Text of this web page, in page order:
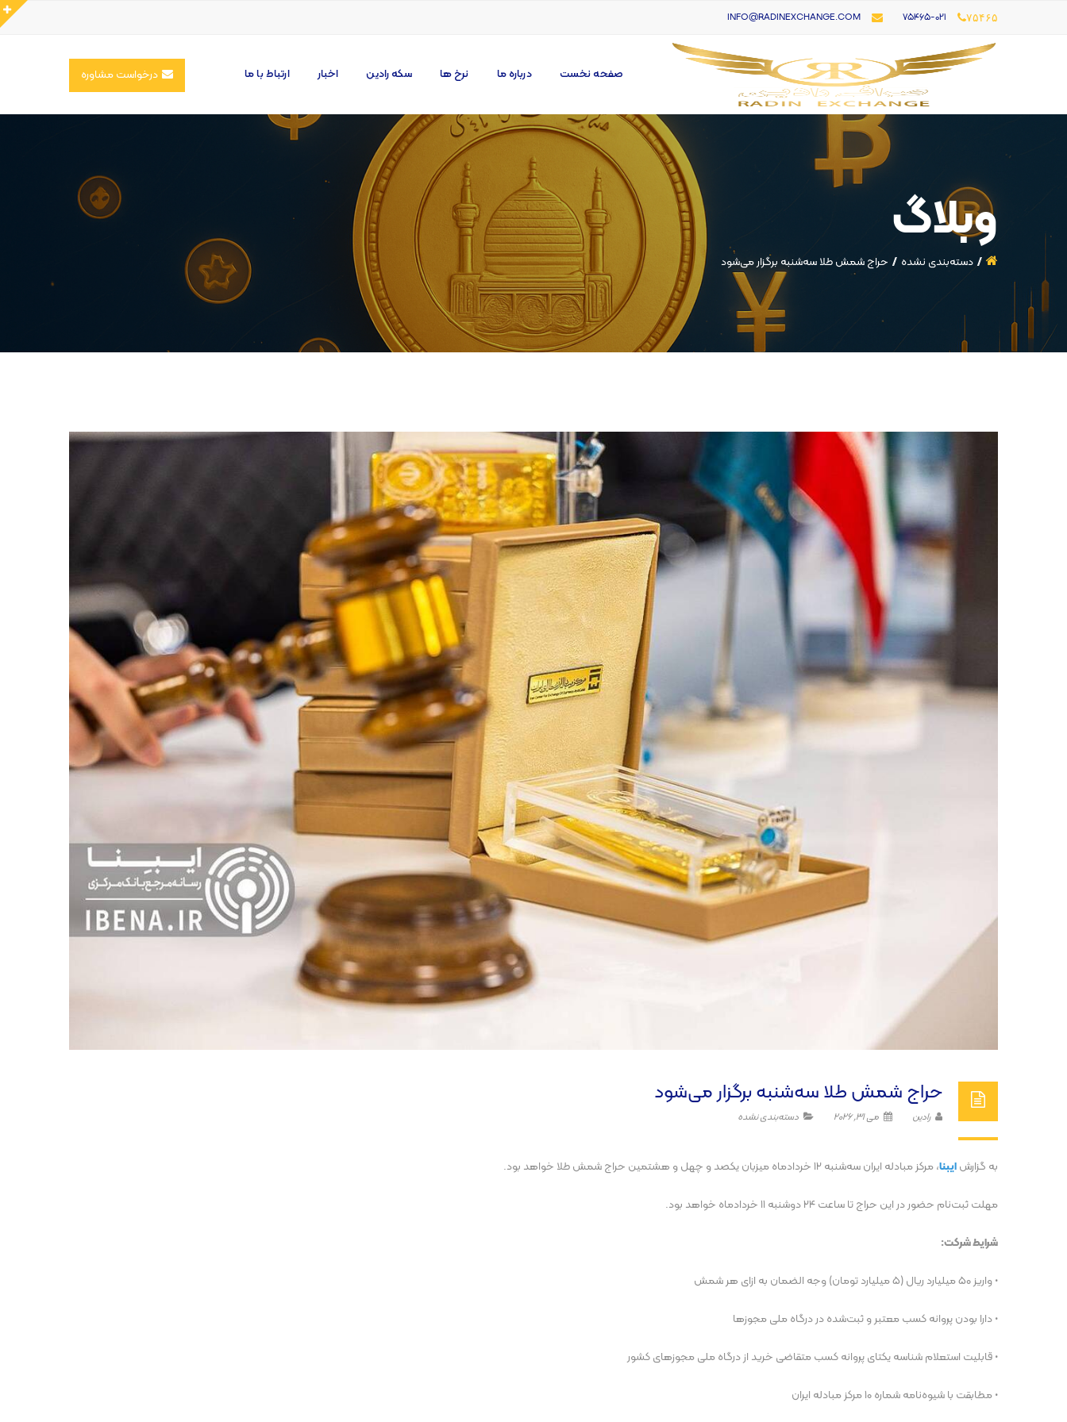
۷۵۴۶۵ INFO@RADINEXCHANGE.COM
صفحه نخست درباره ما نرخ ها سکه رادین اخبار ارتباط با ما درخواست مشاوره
وبلاگ
دسته‌بندی نشده حراج شمش طلا سه‌شنبه برگزار می‌شود
حراج شمش طلا سه‌شنبه برگزار می‌شود
رادین می 31, 2026 دسته‌بندی نشده
به گزارشایبنا، مرکز مبادله ایران سه‌شنبه ۱۲ خردادماه میزبان یکصد و چهل و هشتمین حراج شمش طلا خواهد بود.
مهلت ثبت‌نام حضور در این حراج تا ساعت ۲۴ دوشنبه ۱۱ خردادماه خواهد بود.
شرایط شرکت:
• واریز ۵۰ میلیارد ریال (۵ میلیارد تومان) وجه الضمان به ازای هر شمش
• دارا بودن پروانه کسب معتبر و ثبت‌شده در درگاه ملی مجوز‌ها
• قابلیت استعلام شناسه یکتای پروانه کسب متقاضی خرید از درگاه ملی مجوز‌های کشور
• مطابقت با شیوه‌نامه شماره ۱۰ مرکز مبادله ایران